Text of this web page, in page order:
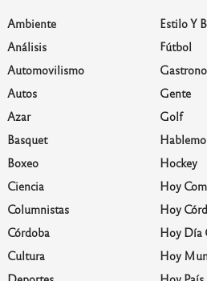
Ambiente
Análisis
Automovilismo
Autos
Azar
Basquet
Boxeo
Ciencia
Columnistas
Córdoba
Cultura
Estilo Y
Fútbol
Gente
Golf
Hockey
Hoy
Hoy
Hoy Día
Hoy